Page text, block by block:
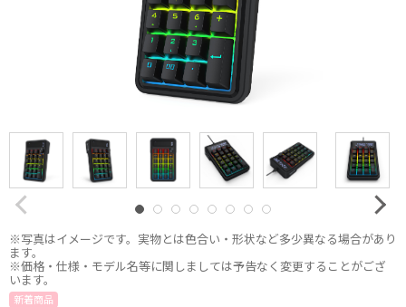
※写真はイメージです。実物とは色合い・形状など多少異なる場合があり
ます。
※価格・仕様・モデル名等に関しましては予告なく変更することがござ
います。
新着商品